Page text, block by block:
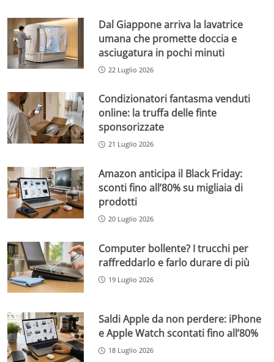
Dal Giappone arriva la lavatrice
umana che promette doccia e
asciugatura in pochi minuti
22 Luglio 2026
Condizionatori fantasma venduti
online: la truffa delle finte
sponsorizzate
21 Luglio 2026
Amazon anticipa il Black Friday:
sconti fino all’80% su migliaia di
prodotti
20 Luglio 2026
Computer bollente? I trucchi per
raffreddarlo e farlo durare di più
19 Luglio 2026
Saldi Apple da non perdere: iPhone
e Apple Watch scontati fino all’80%
18 Luglio 2026